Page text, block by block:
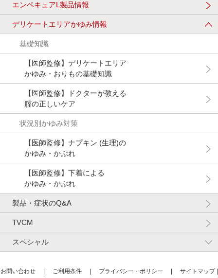
エンペキュアL製品情報
デリケートエリアかゆみ情報
基礎知識
【医師監修】デリケートエリア
かゆみ・おりもの基礎知識
【医師監修】ドクターが教える
腟の正しいケア
状況別かゆみ対策
【医師監修】ナプキン (生理)の
かゆみ・かぶれ
【医師監修】下着による
かゆみ・かぶれ
製品・症状のQ&A
TVCM
スペシャル
お問い合わせ ご利用条件 プライバシー・ポリシー サイトマップ|